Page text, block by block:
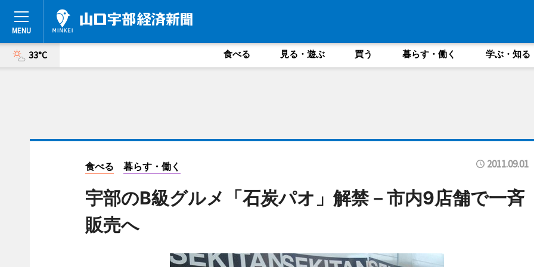
33°C 食べる 見る・遊ぶ 買う 暮らす・働く 学ぶ・知る
食べる 暮らす・働く 2011.09.01
宇部のB級グルメ「石炭パオ」解禁－市内9店舗で一斉
販売へ